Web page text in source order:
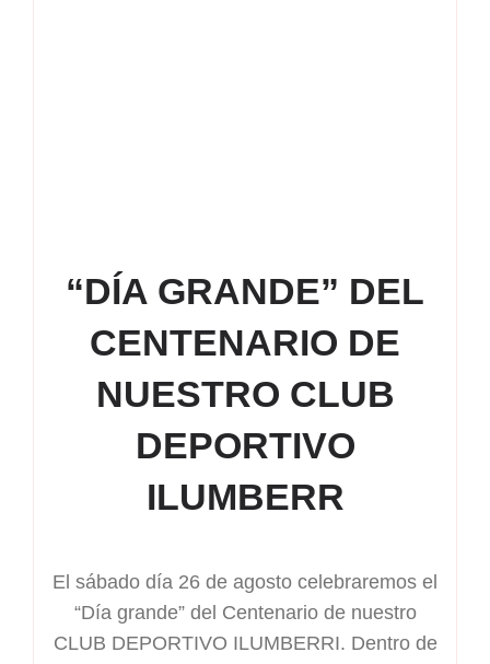
“DÍA GRANDE” DEL
CENTENARIO DE
NUESTRO CLUB
DEPORTIVO
ILUMBERR
El sábado día 26 de agosto celebraremos el
“Día grande” del Centenario de nuestro
CLUB DEPORTIVO ILUMBERRI. Dentro de